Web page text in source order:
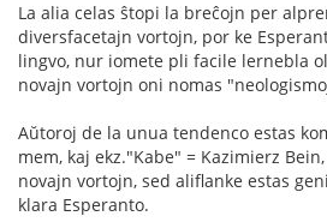
La alia celas ŝtopi la breĉojn per
diversfacetajn vortojn, por ke
lingvo, nur iomete pli facile lernebla
novajn vortojn oni nomas
Aŭtoroj de la unua tendenco estas
mem, kaj ekz."Kabe" = Kazimierz
novajn vortojn, sed aliflanke estas
klara Esperanto.